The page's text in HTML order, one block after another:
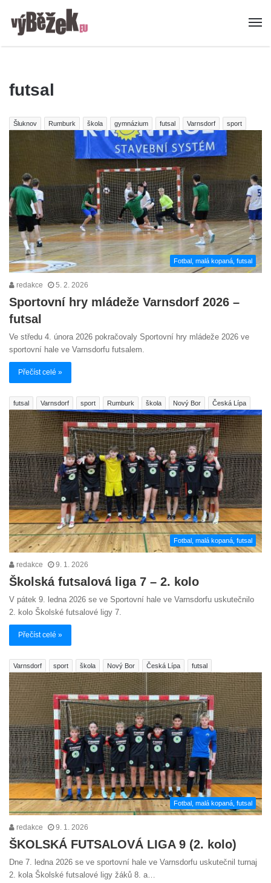
futsal
Šluknov Rumburk škola gymnázium futsal Varnsdorf sport
Fotbal, malá kopaná, futsal
redakce 5. 2. 2026
Sportovní hry mládeže Varnsdorf 2026 –
futsal
Ve středu 4. února 2026 pokračovaly Sportovní hry mládeže 2026 ve
sportovní hale ve Varnsdorfu futsalem.
Přečíst celé »
futsal Varnsdorf sport Rumburk škola Nový Bor Česká Lípa
Fotbal, malá kopaná, futsal
redakce 9. 1. 2026
Školská futsalová liga 7 – 2. kolo
V pátek 9. ledna 2026 se ve Sportovní hale ve Varnsdorfu uskutečnilo
2. kolo Školské futsalové ligy 7.
Přečíst celé »
Varnsdorf sport škola Nový Bor Česká Lípa futsal
Fotbal, malá kopaná, futsal
redakce 9. 1. 2026
ŠKOLSKÁ FUTSALOVÁ LIGA 9 (2. kolo)
Dne 7. ledna 2026 se ve sportovní hale ve Varnsdorfu uskutečnil turnaj
2. kola Školské futsalové ligy žáků 8. a…